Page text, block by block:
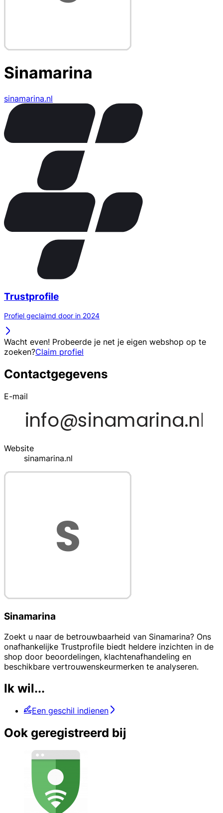
Sinamarina
sinamarina.nl
Trustprofile
Profiel geclaimd door in 2024
Wacht even! Probeerde je net je eigen webshop op te
zoeken?Claim profiel
Contactgegevens
E-mail
Website
sinamarina.nl
Sinamarina
Zoekt u naar de betrouwbaarheid van Sinamarina? Ons
onafhankelijke Trustprofile biedt heldere inzichten in de
shop door beoordelingen, klachtenafhandeling en
beschikbare vertrouwenskeurmerken te analyseren.
Ik wil...
Een geschil indienen
Ook geregistreerd bij